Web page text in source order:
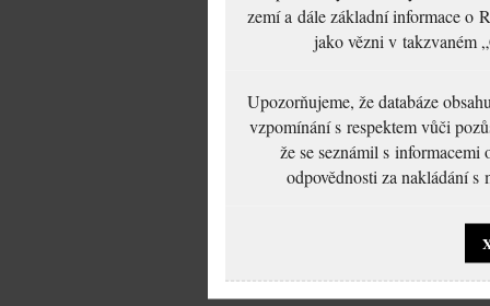
zemí a dále základní informace o
jako vězni v takzvaném
Upozorňujeme, že databáze
vzpomínání s respektem vůči
že se seznámil s
odpovědnosti za nakládání